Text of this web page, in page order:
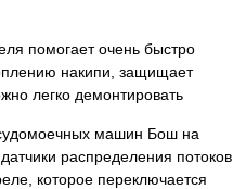
помогает очень быстро
накипи, защищает
легко демонтировать
машин Бош на
распределения потоков
которое переключается